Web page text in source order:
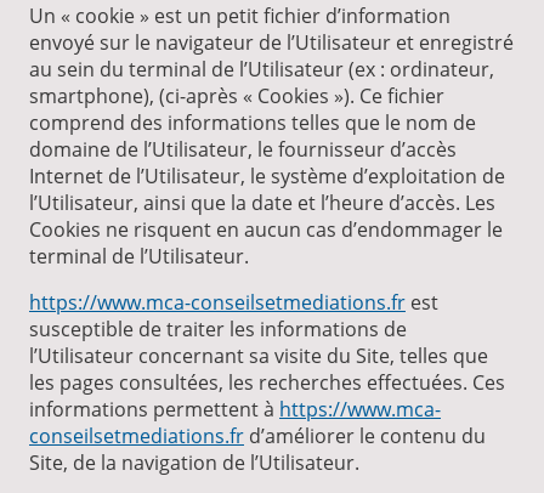
Un « cookie » est un petit fichier d’information
envoyé sur le navigateur de l’Utilisateur et enregistré
au sein du terminal de l’Utilisateur (ex : ordinateur,
smartphone), (ci-après « Cookies »). Ce fichier
comprend des informations telles que le nom de
domaine de l’Utilisateur, le fournisseur d’accès
Internet de l’Utilisateur, le système d’exploitation de
l’Utilisateur, ainsi que la date et l’heure d’accès. Les
Cookies ne risquent en aucun cas d’endommager le
terminal de l’Utilisateur.
https://www.mca-conseilsetmediations.fr est
susceptible de traiter les informations de
l’Utilisateur concernant sa visite du Site, telles que
les pages consultées, les recherches effectuées. Ces
informations permettent à https://www.mca-
conseilsetmediations.fr d’améliorer le contenu du
Site, de la navigation de l’Utilisateur.